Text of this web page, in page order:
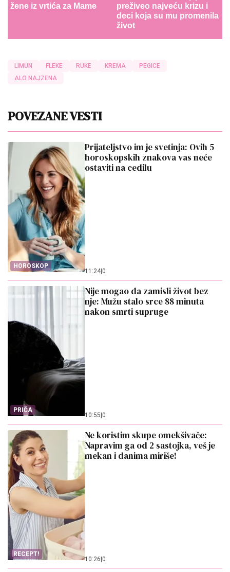
žene iz vrtića za Mame
preživeo najveću krizu i
deci koja su mu promenila
život
LIMUN FLEKE RUKE KREMA
PEGICE
ALO NAJZENA
POVEZANE VESTI
HOROSKOP
Prijateljstvo im je svetinja: Ovih 5
horoskopskih znakova vas neće
ostaviti na cedilu
11:24 0
PRIČA
Nije mogao da zamisli život bez
nje: Mužu stalo srce 88 minuta
nakon smrti supruge
10:55 0
RECEPT!
Ne koristim skupe omekšivače:
Napravim ga od 2 sastojka, veš je
mekan i danima miriše!
10:26 0